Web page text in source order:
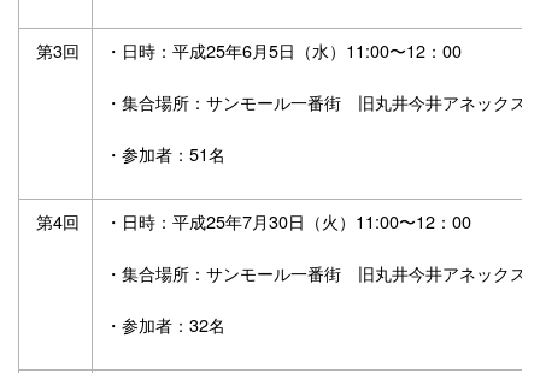
第3回 ・日時：平成25年6月5日（水）11:00〜12：00
・集合場所：サンモール一番街 旧丸井今井アネックス
・参加者：51名
第4回 ・日時：平成25年7月30日（火）11:00〜12：00
・集合場所：サンモール一番街 旧丸井今井アネックス
・参加者：32名